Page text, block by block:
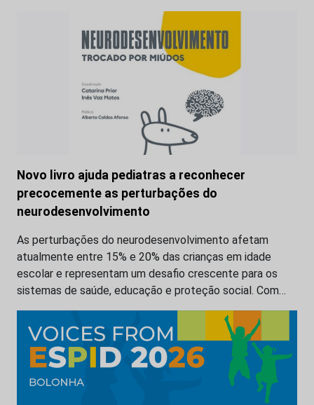
Novo livro ajuda pediatras a reconhecer
precocemente as perturbações do
neurodesenvolvimento
As perturbações do neurodesenvolvimento afetam
atualmente entre 15% e 20% das crianças em idade
escolar e representam um desafio crescente para os
sistemas de saúde, educação e proteção social. Com…